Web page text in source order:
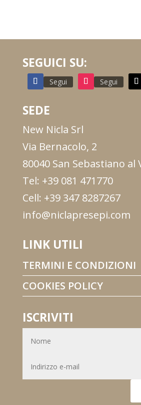
SEGUICI SU:
Segui Segui
SEDE
New Nicla Srl
Via Bernacolo, 2
80040 San Sebastiano al
Tel: +39 081 471770
Cell: +39 347 8287267
info@niclapresepi.com
LINK UTILI
TERMINI E CONDIZIONI
COOKIES POLICY
ISCRIVITI